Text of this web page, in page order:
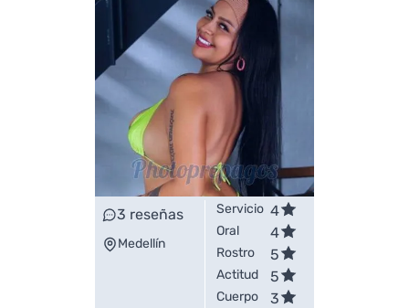
3 reseñas
Medellín
Servicio 4
Oral 4
Rostro 5
Actitud 5
Cuerpo 3